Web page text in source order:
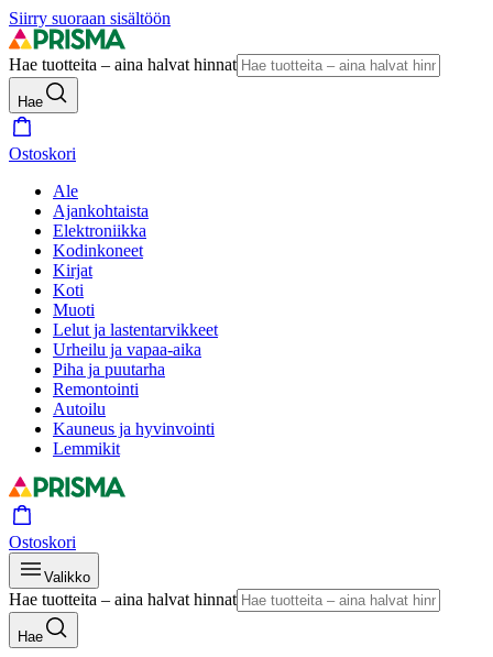
Siirry suoraan sisältöön
Hae tuotteita – aina halvat hinnat
Hae
Ostoskori
Ale
Ajankohtaista
Elektroniikka
Kodinkoneet
Kirjat
Koti
Muoti
Lelut ja lastentarvikkeet
Urheilu ja vapaa-aika
Piha ja puutarha
Remontointi
Autoilu
Kauneus ja hyvinvointi
Lemmikit
Ostoskori
Valikko
Hae tuotteita – aina halvat hinnat
Hae